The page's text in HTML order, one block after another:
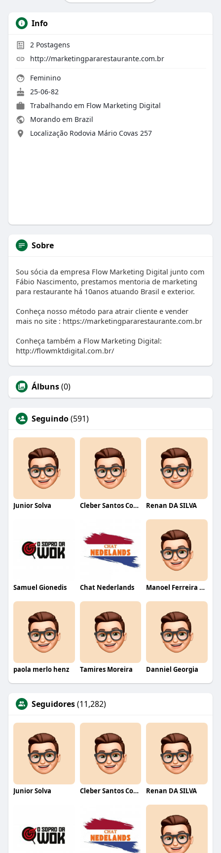
Info
2Postagens
http://marketingpararestaurante.com.br
Feminino
25-06-82
Trabalhando em Flow Marketing Digital
Morando em Brazil
Localização Rodovia Mário Covas 257
Sobre
Sou sócia da empresa Flow Marketing Digital junto com
Fábio Nascimento, prestamos mentoria de marketing
para restaurante há 10anos atuando Brasil e exterior.
Conheça nosso método para atrair cliente e vender
mais no site : https://marketingpararestaurante.com.br
Conheça também a Flow Marketing Digital:
http://flowmktdigital.com.br/
Álbuns(0)
Seguindo(591)
Junior Solva Cleber Santos Costa Renan DA SILVA
Samuel Gionedis Chat Nederlands Manoel Ferreira dos Santos junior
paola merlo henz Tamires Moreira Danniel Georgia
Seguidores(11,282)
Junior Solva Cleber Santos Costa Renan DA SILVA